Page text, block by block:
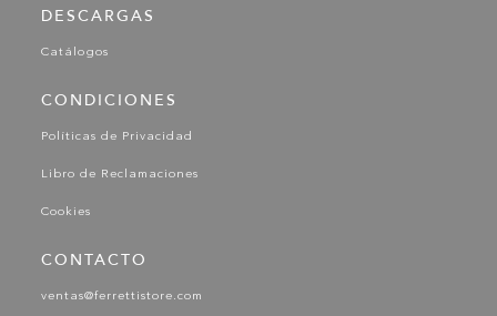
DESCARGAS
Catálogos
CONDICIONES
Políticas de Privacidad
Libro de Reclamaciones
Cookies
CONTACTO
ventas@ferrettistore.com